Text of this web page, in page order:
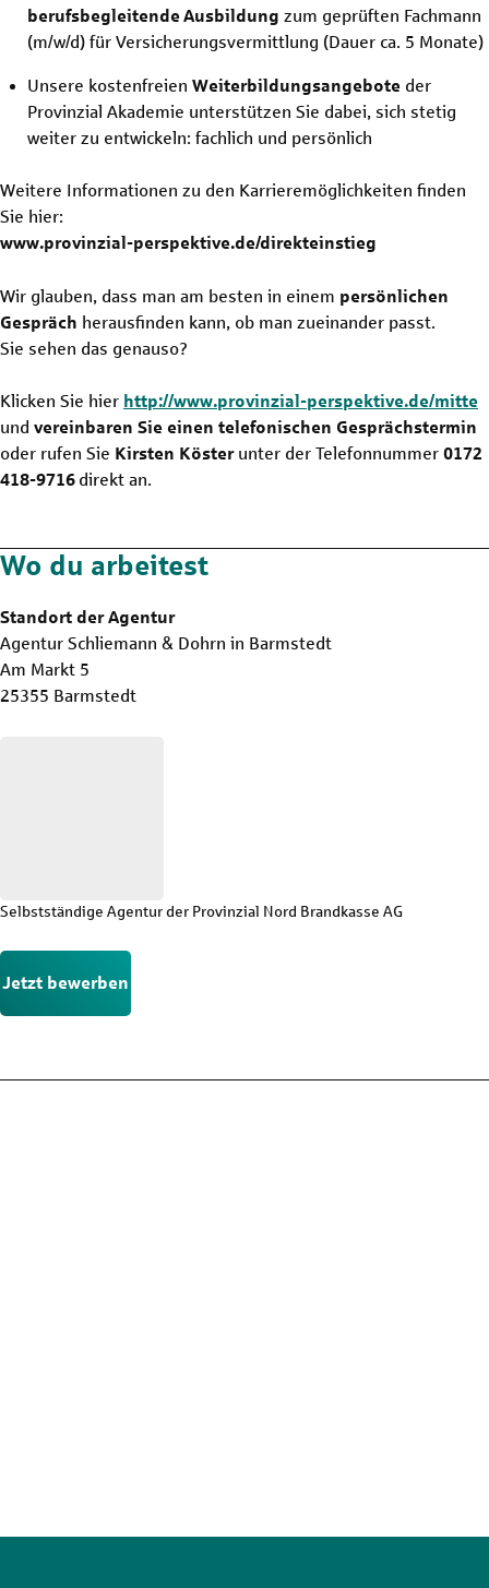
berufsbegleitende Ausbildung zum geprüften Fachmann
(m/w/d) für Versicherungsvermittlung (Dauer ca. 5 Monate)
Unsere kostenfreienWeiterbildungsangebote der
Provinzial Akademie unterstützen Sie dabei, sich stetig
weiter zu entwickeln: fachlich und persönlich
Weitere Informationen zu den Karrieremöglichkeiten finden
Sie hier:
www.provinzial-perspektive.de/direkteinstieg
Wir glauben, dass man am besten in einem persönlichen
Gespräch herausfinden kann, ob man zueinander passt.
Sie sehen das genauso?
Klicken Sie hier http://www.provinzial-perspektive.de/mitte
und vereinbaren Sie einen telefonischen Gesprächstermin
oder rufen Sie Kirsten Köster unter der Telefonnummer 0172
418-9716 direkt an.
Wo du arbeitest
Standort der Agentur
Agentur Schliemann & Dohrn in Barmstedt
Am Markt 5
25355 Barmstedt
Selbstständige Agentur der Provinzial Nord Brandkasse AG
Jetzt bewerben